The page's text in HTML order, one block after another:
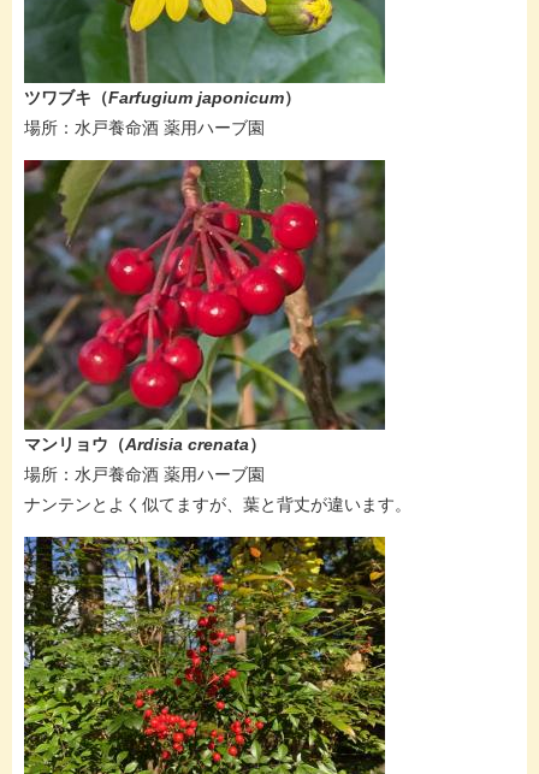
ツワブキ（Farfugium japonicum​​​）
​​場所：​​水戸養命酒 薬用ハーブ園
マンリョウ（Ardisia crenata​​​）
​​場所：​​水戸養命酒 薬用ハーブ園
ナンテンとよく似てますが、葉と背丈が違います。